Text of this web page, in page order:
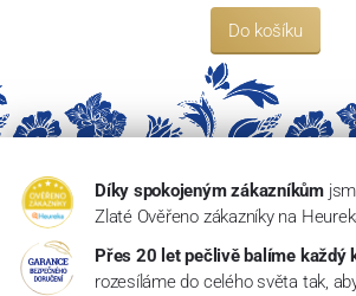
Do košíku
Díky spokojeným zákazníkům
Zlaté Ověřeno zákazníky na
Přes 20 let pečlivě balíme každý
rozesíláme do celého světa tak,